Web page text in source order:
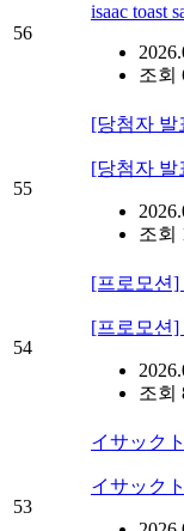
56
isaac toast
조회
55
[당첨자 발
[당첨자 발
조회
54
[프로모션]
[프로모션]
조회
53
イサック
イサック